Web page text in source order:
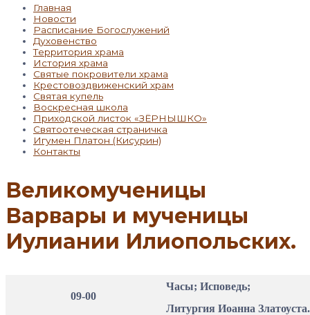
Главная
Новости
Расписание Богослужений
Духовенство
Территория храма
История храма
Святые покровители храма
Крестовоздвиженский храм
Святая купель
Воскресная школа
Приходской листок «ЗЁРНЫШКО»
Святоотеческая страничка
Игумен Платон (Кисурин)
Контакты
Великомученицы
Варвары и мученицы
Иулиании Илиопольских.
09-00
Часы; Исповедь;
Литургия Иоанна Златоуста.